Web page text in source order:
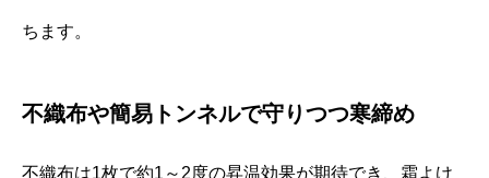
ちます。
不織布や簡易トンネルで守りつつ寒締め
不織布は1枚で約1～2度の昇温効果が期待でき、霜よけ